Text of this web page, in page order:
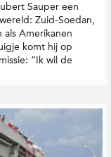
Sauper een
Zuid-Soedan,
Amerikanen
komt hij op
“Ik wil de